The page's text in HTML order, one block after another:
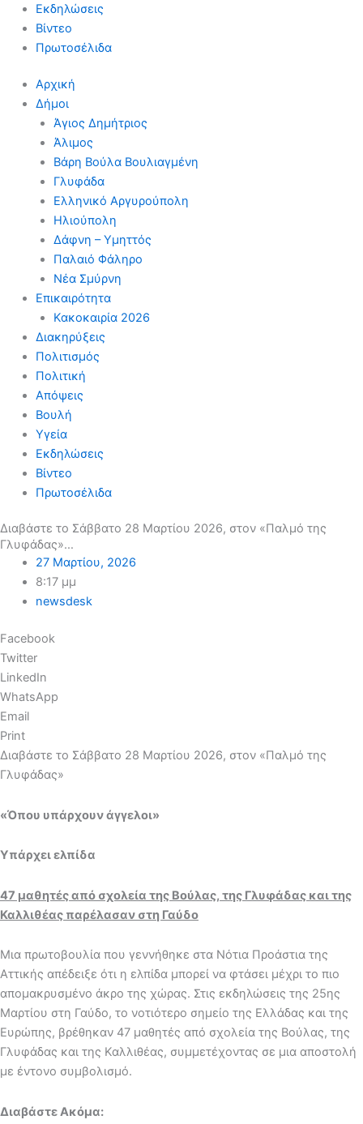
Εκδηλώσεις
Βίντεο
Πρωτοσέλιδα
Αρχική
Δήμοι
Άγιος Δημήτριος
Άλιμος
Βάρη Βούλα Βουλιαγμένη
Γλυφάδα
Ελληνικό Αργυρούπολη
Ηλιούπολη
Δάφνη – Υμηττός
Παλαιό Φάληρο
Νέα Σμύρνη
Επικαιρότητα
Κακοκαιρία 2026
Διακηρύξεις
Πολιτισμός
Πολιτική
Απόψεις
Βουλή
Υγεία
Εκδηλώσεις
Βίντεο
Πρωτοσέλιδα
Διαβάστε το Σάββατο 28 Μαρτίου 2026, στον «Παλμό της
Γλυφάδας»…
27 Μαρτίου, 2026
8:17 μμ
newsdesk
Facebook
Twitter
LinkedIn
WhatsApp
Email
Print
Διαβάστε το Σάββατο 28 Μαρτίου 2026, στον «Παλμό της
Γλυφάδας»
«Όπου υπάρχουν άγγελοι»
Υπάρχει ελπίδα
47 μαθητές από σχολεία της Βούλας, της Γλυφάδας και της
Καλλιθέας παρέλασαν στη Γαύδο
Μια πρωτοβουλία που γεννήθηκε στα Νότια Προάστια της
Αττικής απέδειξε ότι η ελπίδα μπορεί να φτάσει μέχρι το πιο
απομακρυσμένο άκρο της χώρας. Στις εκδηλώσεις της 25ης
Μαρτίου στη Γαύδο, το νοτιότερο σημείο της Ελλάδας και της
Ευρώπης, βρέθηκαν 47 μαθητές από σχολεία της Βούλας, της
Γλυφάδας και της Καλλιθέας, συμμετέχοντας σε μια αποστολή
με έντονο συμβολισμό.
Διαβάστε Ακόμα: